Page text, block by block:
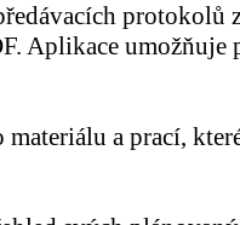
protokolů
Aplikace umožňuje
materiálu a prací,